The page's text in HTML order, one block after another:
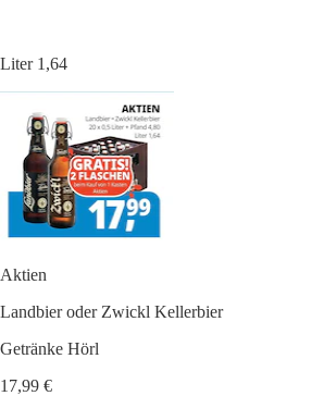
Liter 1,64
Aktien
Landbier oder Zwickl Kellerbier
Getränke Hörl
17,99 €